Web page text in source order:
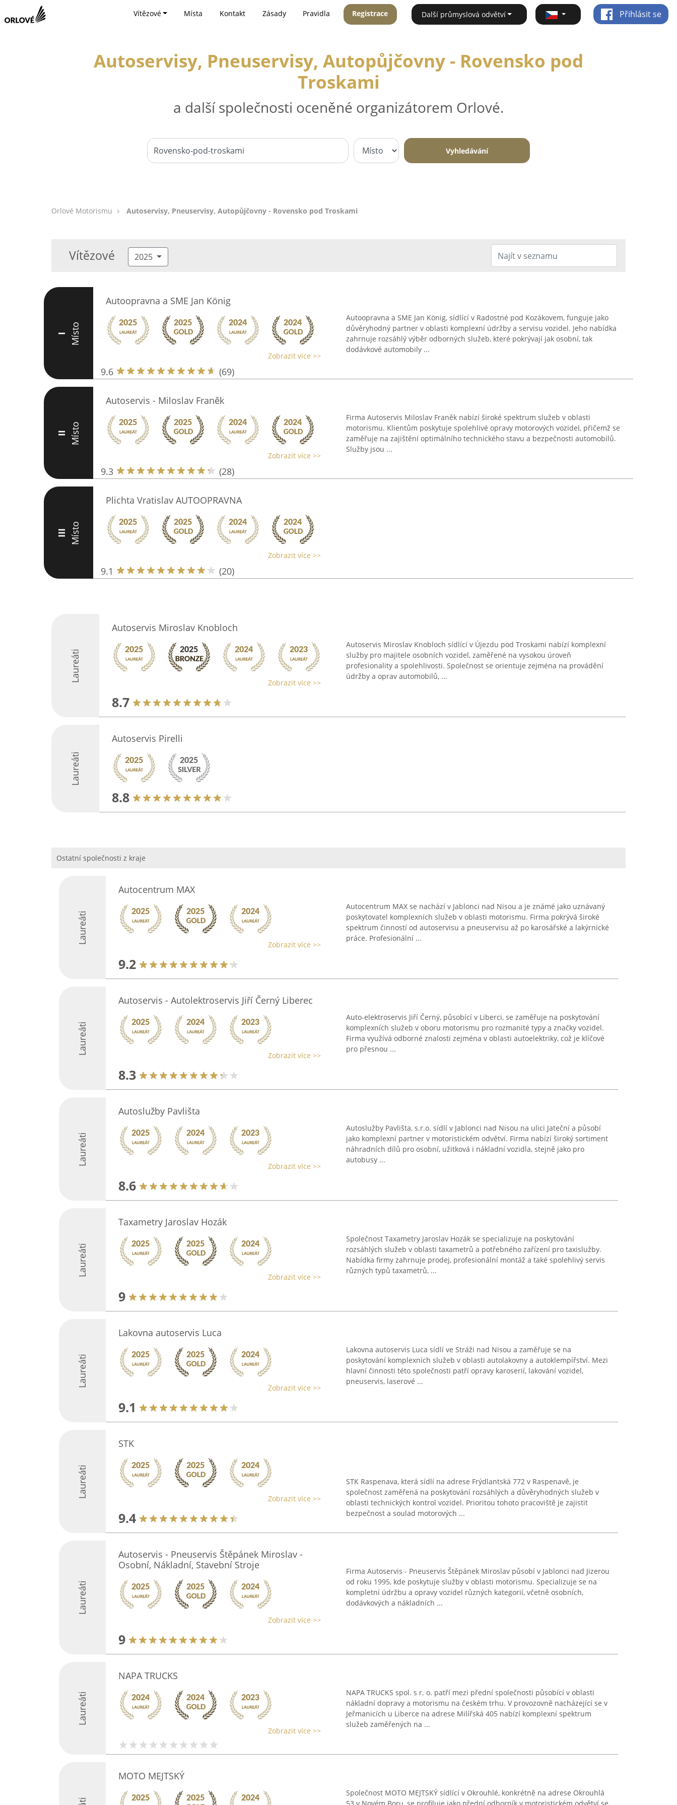
Vítězové Místa Kontakt Zásady Pravidla Registrace Další průmyslová odvětví Přihlásit se
Autoservisy, Pneuservisy, Autopůjčovny - Rovensko pod
Troskami
a další společnosti oceněné organizátorem Orlové.
Vyhledávání
Orlové Motorismu Autoservisy, Pneuservisy, Autopůjčovny - Rovensko pod Troskami
Vítězové 2025
I Místo
Autoopravna a SME Jan König
Zobrazit více >>
9.6 (69)
Autoopravna a SME Jan König, sídlící v Radostné pod Kozákovem, funguje jako
důvěryhodný partner v oblasti komplexní údržby a servisu vozidel. Jeho nabídka
zahrnuje rozsáhlý výběr odborných služeb, které pokrývají jak osobní, tak
dodávkové automobily ...
II Místo
Autoservis - Miloslav Franěk
Zobrazit více >>
9.3 (28)
Firma Autoservis Miloslav Franěk nabízí široké spektrum služeb v oblasti
motorismu. Klientům poskytuje spolehlivé opravy motorových vozidel, přičemž se
zaměřuje na zajištění optimálního technického stavu a bezpečnosti automobilů.
Služby jsou ...
III Místo
Plichta Vratislav AUTOOPRAVNA
Zobrazit více >>
9.1 (20)
Laureáti
Autoservis Miroslav Knobloch
Zobrazit více >>
8.7
Autoservis Miroslav Knobloch sídlící v Újezdu pod Troskami nabízí komplexní
služby pro majitele osobních vozidel, zaměřené na vysokou úroveň
profesionality a spolehlivosti. Společnost se orientuje zejména na provádění
údržby a oprav automobilů, ...
Laureáti
Autoservis Pirelli
8.8
Ostatní společnosti z kraje
Laureáti
Autocentrum MAX
Zobrazit více >>
9.2
Autocentrum MAX se nachází v Jablonci nad Nisou a je známé jako uznávaný
poskytovatel komplexních služeb v oblasti motorismu. Firma pokrývá široké
spektrum činností od autoservisu a pneuservisu až po karosářské a lakýrnické
práce. Profesionální ...
Laureáti
Autoservis - Autolektroservis Jiří Černý Liberec
Zobrazit více >>
8.3
Auto-elektroservis Jiří Černý, působící v Liberci, se zaměřuje na poskytování
komplexních služeb v oboru motorismu pro rozmanité typy a značky vozidel.
Firma využívá odborné znalosti zejména v oblasti autoelektriky, což je klíčové
pro přesnou ...
Laureáti
Autoslužby Pavlišta
Zobrazit více >>
8.6
Autoslužby Pavlišta, s.r.o. sídlí v Jablonci nad Nisou na ulici Jateční a působí
jako komplexní partner v motoristickém odvětví. Firma nabízí široký sortiment
náhradních dílů pro osobní, užitková i nákladní vozidla, stejně jako pro
autobusy ...
Laureáti
Taxametry Jaroslav Hozák
Zobrazit více >>
9
Společnost Taxametry Jaroslav Hozák se specializuje na poskytování
rozsáhlých služeb v oblasti taxametrů a potřebného zařízení pro taxislužby.
Nabídka firmy zahrnuje prodej, profesionální montáž a také spolehlivý servis
různých typů taxametrů, ...
Laureáti
Lakovna autoservis Luca
Zobrazit více >>
9.1
Lakovna autoservis Luca sídlí ve Stráži nad Nisou a zaměřuje se na
poskytování komplexních služeb v oblasti autolakovny a autoklempířství. Mezi
hlavní činnosti této společnosti patří opravy karoserií, lakování vozidel,
pneuservis, laserové ...
Laureáti
STK
Zobrazit více >>
9.4
STK Raspenava, která sídlí na adrese Frýdlantská 772 v Raspenavě, je
společnost zaměřená na poskytování rozsáhlých a důvěryhodných služeb v
oblasti technických kontrol vozidel. Prioritou tohoto pracoviště je zajistit
bezpečnost a soulad motorových ...
Laureáti
Autoservis - Pneuservis Štěpánek Miroslav -
Osobní, Nákladní, Stavební Stroje
Zobrazit více >>
9
Firma Autoservis - Pneuservis Štěpánek Miroslav působí v Jablonci nad Jizerou
od roku 1995, kde poskytuje služby v oblasti motorismu. Specializuje se na
kompletní údržbu a opravy vozidel různých kategorií, včetně osobních,
dodávkových a nákladních ...
Laureáti
NAPA TRUCKS
Zobrazit více >>
NAPA TRUCKS spol. s r. o. patří mezi přední společnosti působící v oblasti
nákladní dopravy a motorismu na českém trhu. V provozovně nacházející se v
Jeřmanicích u Liberce na adrese Milířská 405 nabízí komplexní spektrum
služeb zaměřených na ...
MOTO MEJTSKÝ
Společnost MOTO MEJTSKÝ sídlící v Okrouhlé, konkrétně na adrese Okrouhlá